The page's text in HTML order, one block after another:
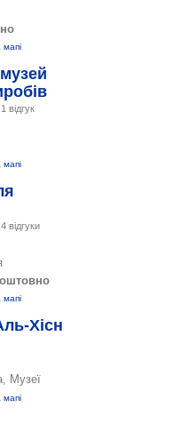
мапі
1 відгук
мапі
4 відгуки
мапі
Хісн
Музеї
мапі